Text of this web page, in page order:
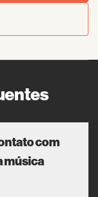
com
música